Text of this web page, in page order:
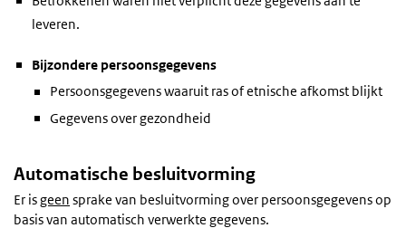
leveren.
Bijzondere persoonsgegevens
Persoonsgegevens waaruit ras of etnische afkomst blijkt
Gegevens over gezondheid
Automatische besluitvorming
Er isgeen sprake van besluitvorming over persoonsgegevens op
basis van automatisch verwerkte gegevens.